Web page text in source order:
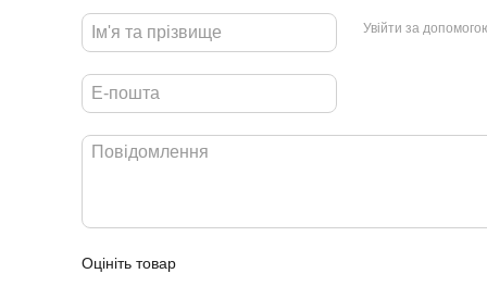
Увійти за
Оцініть товар